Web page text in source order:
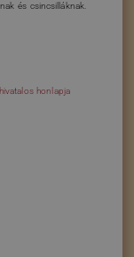
és csincsilláknak.
honlapja